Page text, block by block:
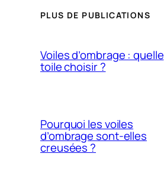
PLUS DE PUBLICATIONS
Voiles d’ombrage : quelle
toile choisir ?
Pourquoi les voiles
d’ombrage sont-elles
creusées ?